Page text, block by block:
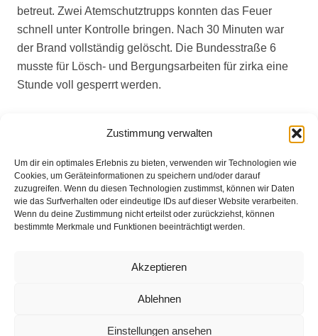
Zustimmung verwalten
Um dir ein optimales Erlebnis zu bieten, verwenden wir Technologien wie
Cookies, um Geräteinformationen zu speichern und/oder darauf
zuzugreifen. Wenn du diesen Technologien zustimmst, können wir Daten
wie das Surfverhalten oder eindeutige IDs auf dieser Website verarbeiten.
Wenn du deine Zustimmung nicht erteilst oder zurückziehst, können
bestimmte Merkmale und Funktionen beeinträchtigt werden.
Akzeptieren
Ablehnen
Einstellungen ansehen
betreut. Zwei Atemschutztrupps konnten das Feuer
schnell unter Kontrolle bringen. Nach 30 Minuten war
der Brand vollständig gelöscht. Die Bundesstraße 6
musste für Lösch- und Bergungsarbeiten für zirka eine
Stunde voll gesperrt werden.
Eingesetzte Kräfte: Feuerwehr Brinkum +++ Polizei +++
Rettungsdienst
Weitere Informationen über diesen Einsatz im
Detailbericht